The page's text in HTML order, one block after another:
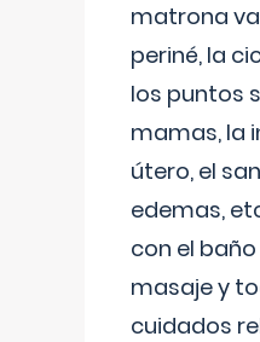
matrona
periné, la
los puntos
mamas, la
útero, el
edemas,
con el
masaje y
cuidados